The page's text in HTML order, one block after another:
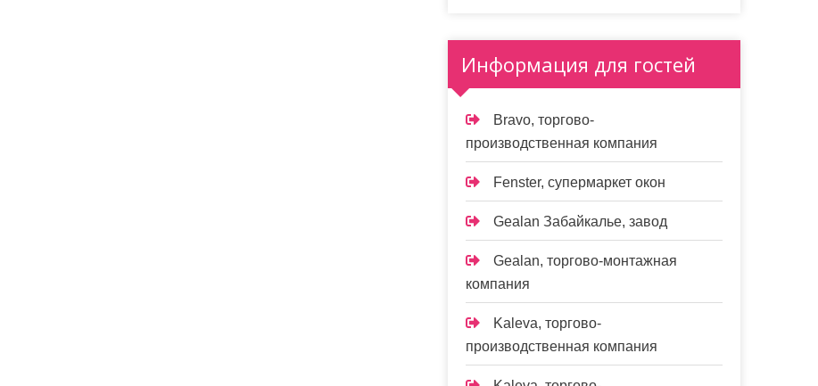
Информация для гостей
Bravo, торгово-
производственная компания
Fenster, супермаркет окон
Gealan Забайкалье, завод
Gealan, торгово-монтажная
компания
Kaleva, торгово-
производственная компания